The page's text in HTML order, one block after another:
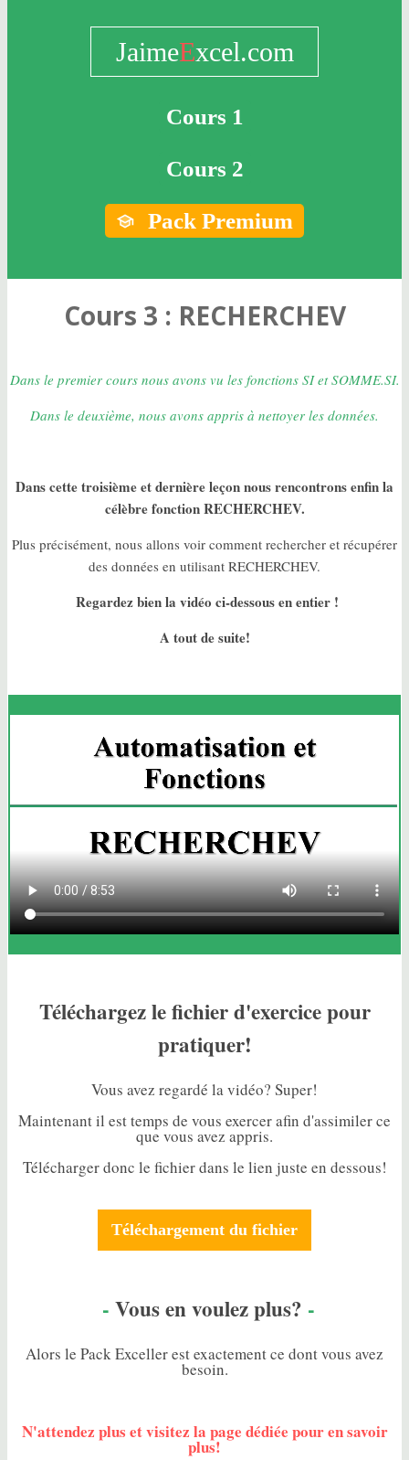
JaimeExcel.com
Cours 1
Cours 2
Pack Premium
Cours 3 : RECHERCHEV
Dans le premier cours nous avons vu les fonctions SI et SOMME.SI.
Dans le deuxième, nous avons appris à nettoyer les données.
Dans cette troisième et dernière leçon nous rencontrons enfin la
célèbre fonction RECHERCHEV.
Plus précisément, nous allons voir comment rechercher et récupérer
des données en utilisant RECHERCHEV.
Regardez bien la vidéo ci-dessous en entier !
A tout de suite!
Téléchargez le fichier d'exercice pour
pratiquer!
Vous avez regardé la vidéo? Super!
Maintenant il est temps de vous exercer afin d'assimiler ce
que vous avez appris.
Télécharger donc le fichier dans le lien juste en dessous!
Téléchargement du fichier
- Vous en voulez plus? -
Alors le PackExcellerest exactement ce dont vous avez
besoin.
N'attendez plus et visitez la page dédiée pour en savoir
plus!